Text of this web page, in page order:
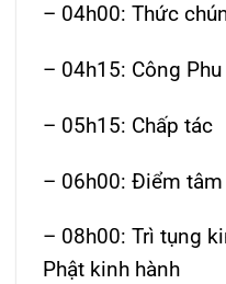
– 04h00: Thức
– 04h15: Công Phu
– 05h15: Chấp tác
– 06h00: Điểm tâm
– 08h00: Trì tụng
Phật kinh hành